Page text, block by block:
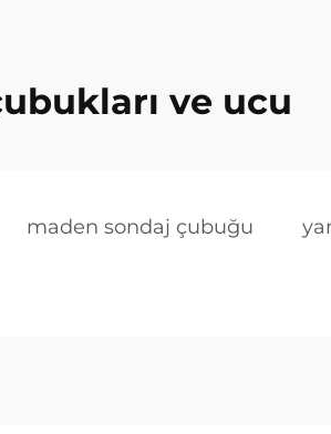
ve ucu
maden sondaj çubuğu